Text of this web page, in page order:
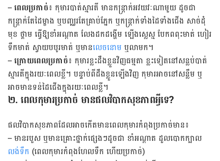
–ពេលប្រកាច់៖ កុមារបាត់ស្មារតី មានកន្រ្តាក់អវយវៈណាមួយ ដូចជា
កន្ត្រាក់តែដៃម្ខាង ឬបញ្ឈ​រតែ​គ្រាប់​ភ្នែក ឬកន្ត្រាក់ទាំងដៃទាំងជើង សាច់ដុំ
មុខ ថ្គាម ធ្វើឱ្យខាំអណ្តាត លែងដកដង្ហើម ឡើង​ស្លេស្ម បែកពពុះមាត់ ហៀរ
ទឹកមាត់ ស្វាយបបូរមាត់ ឬមានលេចនោម ឬលាមក។
–ក្រោយពេលប្រកាច់៖ កុមារខ្លះដឹងខ្លួនវិញធម្មតា ខ្លះទៀតនៅសន្លប់បាត់
ស្មារតីក្នុងរយៈពេលខ្លី។​​ បន្ទាប់ពីដឹងខ្លួនឡើងវិញ ​កុមារអាចនៅសន្លឹម ឬ
អាចមានទន់ដៃជើងក្នុងរយៈពេលខ្លី។
២. ពេលកុមារប្រកាច់ មានផលវិបាកសុខភាពអ្វីទេ?
ផលវិបាកសុខភាពដែលអាចកើតមានពេលកុមារកំពុងប្រកាច់មាន៖
– មានរបួស ឬមានគ្រោះថ្នាក់ផ្សេងៗដូចជា​ ខាំអណ្តាត ដួលបោកក្បាល
លង់ទឹក (ពេលកុមារ​កំពុង​ហែលទឹក ហើយប្រកាច់)